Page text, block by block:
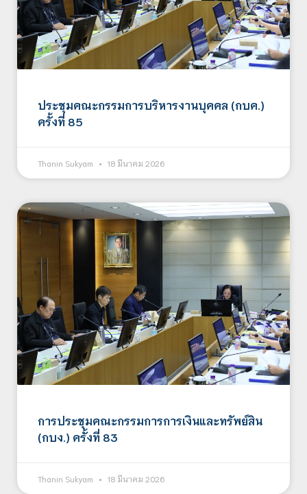
ประชุมคณะกรรมการบริหารงานบุคคล (กบค.)
ครั้งที่ 85
Thanin Sukyam 18 มีนาคม 2026
การประชุมคณะกรรมการการเงินและทรัพย์สิน
(กบง.) ครั้งที่ 83
Thanin Sukyam 18 มีนาคม 2026